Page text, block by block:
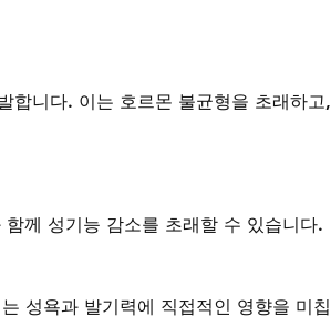
합니다. 이는 호르몬 불균형을 초래하고
께 성기능 감소를 초래할 수 있습니다.
성욕과 발기력에 직접적인 영향을 미